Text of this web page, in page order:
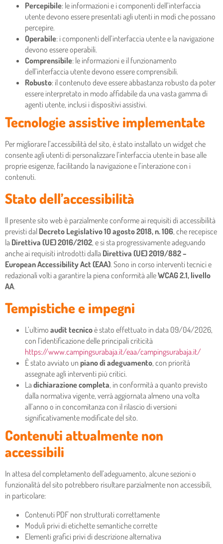
Percepibile: le informazioni e i componenti dell’interfaccia
utente devono essere presentati agli utenti in modi che possano
percepire.
Operabile: i componenti dell’interfaccia utente e la navigazione
devono essere operabili.
Comprensibile: le informazioni e il funzionamento
dell’interfaccia utente devono essere comprensibili.
Robusto: il contenuto deve essere abbastanza robusto da poter
essere interpretato in modo affidabile da una vasta gamma di
agenti utente, inclusi i dispositivi assistivi.
Tecnologie assistive implementate
Per migliorare l’accessibilità del sito, è stato installato un widget che
consente agli utenti di personalizzare l’interfaccia utente in base alle
proprie esigenze, facilitando la navigazione e l’interazione con i
contenuti.
Stato dell’accessibilità
Il presente sito web è parzialmente conforme ai requisiti di accessibilità
previsti dal Decreto Legislativo 10 agosto 2018, n. 106, che recepisce
la Direttiva (UE) 2016/2102, e si sta progressivamente adeguando
anche ai requisiti introdotti dalla Direttiva (UE) 2019/882 –
European Accessibility Act (EAA). Sono in corso interventi tecnici e
redazionali volti a garantire la piena conformità alleWCAG 2.1, livello
AA.
Tempistiche e impegni
L’ultimo audit tecnicoè stato effettuato in data 09/04/2026,
con l’identificazione delle principali criticità
https://www.campingsurabaja.it/eaa/campingsurabaja.it/
È stato avviato un piano di adeguamento, con priorità
assegnate agli interventi più critici.
La dichiarazione completa, in conformità a quanto previsto
dalla normativa vigente, verrà aggiornata almeno una volta
all’anno o in concomitanza con il rilascio di versioni
significativamente modificate del sito.
Contenuti attualmente non
accessibili
In attesa del completamento dell’adeguamento, alcune sezioni o
funzionalità del sito potrebbero risultare parzialmente non accessibili,
in particolare:
Contenuti PDF non strutturati correttamente
Moduli privi di etichette semantiche corrette
Elementi grafici privi di descrizione alternativa